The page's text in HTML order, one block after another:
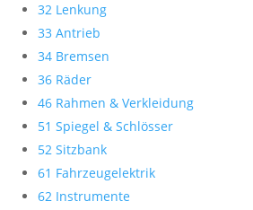
32 Lenkung
33 Antrieb
34 Bremsen
36 Räder
46 Rahmen & Verkleidung
51 Spiegel & Schlösser
52 Sitzbank
61 Fahrzeugelektrik
62 Instrumente